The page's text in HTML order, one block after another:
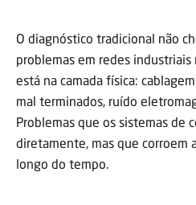
O diagnóstico tradicional não
problemas em redes
está na camada física:
mal terminados, ruído
Problemas que os sistemas de
diretamente, mas que corroem
longo do tempo.